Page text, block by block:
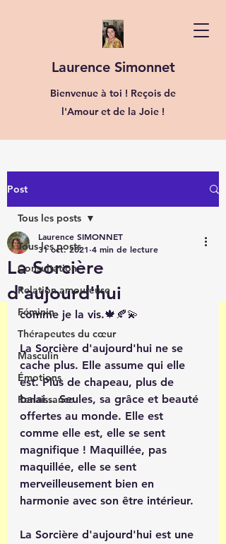
Laurence Simonnet
Bienvenue à toi ! Reçois de
l'Amour et de la Joie !
Post
Tous les posts
Consultation
Relation amoureuse
Féminin
Thérapeutes du cœur
Masculin
Émotions
Renaissance
Tous les posts
La Sorcière
d'aujourd'hui
Laurence SIMONNET
31 oct. 2021 4 min de lecture
comme je la vis.🍁🍂💫
La Sorcière d'aujourd'hui ne se
cache plus. Elle assume qui elle
est. Plus de chapeau, plus de
balai... Seules, sa grâce et beauté
offertes au monde. Elle est
comme elle est, elle se sent
magnifique ! Maquillée, pas
maquillée, elle se sent
merveilleusement bien en
harmonie avec son être intérieur.
La Sorcière d'aujourd'hui est une